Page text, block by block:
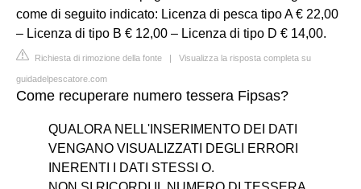
come di seguito indicato: Licenza di pesca tipo A € 22,00
– Licenza di tipo B € 12,00 – Licenza di tipo D € 14,00.
Richiesta di rimozione della fonte | Visualizza la risposta completa su
guidadelpescatore.com
Come recuperare numero tessera Fipsas?
QUALORA NELL'INSERIMENTO DEI DATI
VENGANO VISUALIZZATI DEGLI ERRORI
INERENTI I DATI STESSI O.